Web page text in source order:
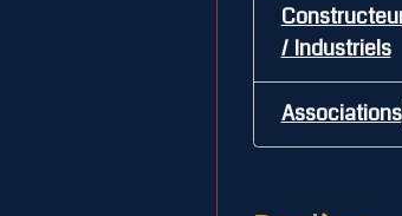
/ Industriels
Associations